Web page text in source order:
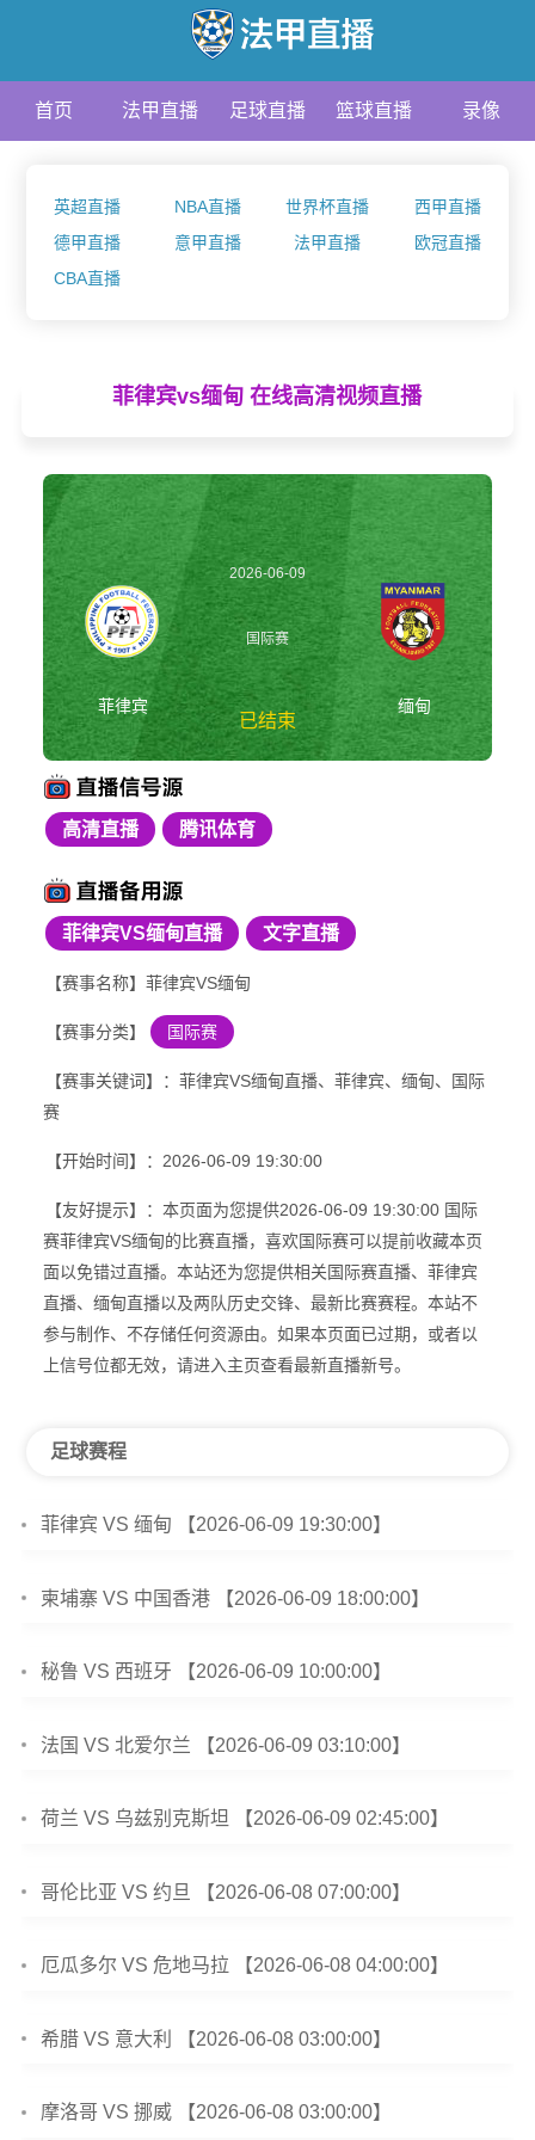
首页 法甲直播 足球直播 篮球直播 录像
英超直播 NBA直播 世界杯直播
西甲直播
德甲直播
意甲直播 法甲直播
欧冠直播
CBA直播
菲律宾vs缅甸 在线高清视频直播
菲律宾
2026-06-09
19:30:00
国际赛
已结束
缅甸
高清直播 腾讯体育
菲律宾VS缅甸直播 文字直播
【赛事名称】菲律宾VS缅甸
【赛事分类】 国际赛
【赛事关键词】：菲律宾VS缅甸直播、菲律宾、缅甸、国际
赛
【开始时间】：2026-06-09 19:30:00
【友好提示】：本页面为您提供2026-06-09 19:30:00 国际
赛菲律宾VS缅甸的比赛直播，喜欢国际赛可以提前收藏本页
面以免错过直播。本站还为您提供相关国际赛直播、菲律宾
直播、缅甸直播以及两队历史交锋、最新比赛赛程。本站不
参与制作、不存储任何资源由。如果本页面已过期，或者以
上信号位都无效，请进入主页查看最新直播新号。
足球赛程
菲律宾 VS 缅甸 【2026-06-09 19:30:00】
柬埔寨 VS 中国香港 【2026-06-09 18:00:00】
秘鲁 VS 西班牙 【2026-06-09 10:00:00】
法国 VS 北爱尔兰 【2026-06-09 03:10:00】
荷兰 VS 乌兹别克斯坦 【2026-06-09 02:45:00】
哥伦比亚 VS 约旦 【2026-06-08 07:00:00】
厄瓜多尔 VS 危地马拉 【2026-06-08 04:00:00】
希腊 VS 意大利 【2026-06-08 03:00:00】
摩洛哥 VS 挪威 【2026-06-08 03:00:00】